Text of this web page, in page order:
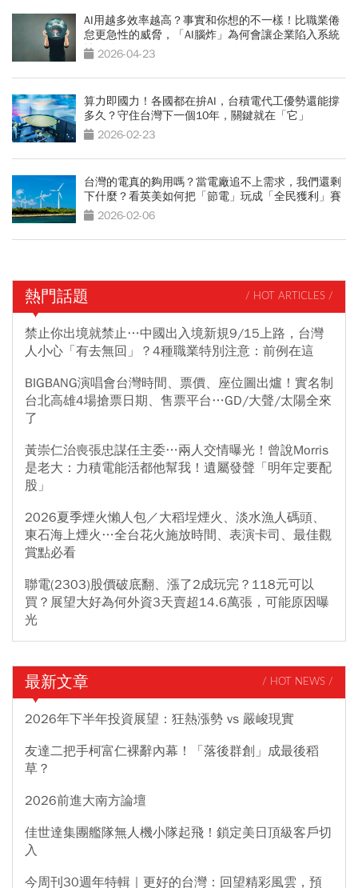
AI用越多效率越高？事實和你想的不一樣！比職業倦
怠更急性的威脅，「AI腦炸」為何會讓企業陷入系統
性風險？
2026-04-23
算力即國力！各國都在拚AI，台積電代工優勢還能撐
多久？守住台灣下一個10年，關鍵就在「它」
2026-02-23
台灣的電真的夠用嗎？當電廠追不上需求，我們還剩
下什麼？看英美如何把「節電」玩成「全民獲利」賽
局 2026-02-06
熱門話題 / HOT ARTICLES /
禁止你出境就禁止…中國出入境新規9/15上路，台灣
人小心「有去無回」？4種職業特別注意：前例在這
BIGBANG演唱會台灣時間、票價、座位圖出爐！實名制
台北高雄4場搶票日期、售票平台…GD/大聲/太陽全來
了
黃崇仁治喪張忠謀任主委…兩人交情曝光！曾說Morris
是老大：力積電能活都他幫我！遺屬發聲「明年定要配
股」
2026夏季煙火懶人包／大稻埕煙火、淡水漁人碼頭、
東石海上煙火…全台花火施放時間、表演卡司、最佳觀
賞點必看
聯電(2303)股價破底翻、漲了2成玩完？118元可以
買？展望大好為何外資3天賣超14.6萬張，可能原因曝
光
最新文章 / HOT NEWS /
2026年下半年投資展望：狂熱漲勢 vs 嚴峻現實
友達二把手柯富仁裸辭內幕！「落後群創」成最後稻
草？
2026前進大南方論壇
佳世達集團艦隊無人機小隊起飛！鎖定美日頂級客戶切
入
今周刊30週年特輯｜更好的台灣：回望精彩風雲，預